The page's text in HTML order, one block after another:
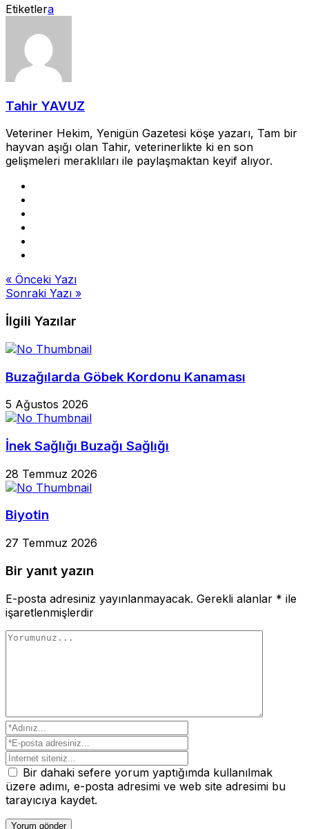
Etiketlera
Tahir YAVUZ
Veteriner Hekim, Yenigün Gazetesi köşe yazarı, Tam bir
hayvan aşığı olan Tahir, veterinerlikte ki en son
gelişmeleri meraklıları ile paylaşmaktan keyif alıyor.
Yazı
gezinmesi
« Önceki Yazı
Sonraki Yazı »
İlgili Yazılar
Buzağılarda Göbek Kordonu Kanaması
5 Ağustos 2026
İnek Sağlığı Buzağı Sağlığı
28 Temmuz 2026
Biyotin
27 Temmuz 2026
Bir yanıt yazın
E-posta adresiniz yayınlanmayacak. Gerekli alanlar * ile
işaretlenmişlerdir
Bir dahaki sefere yorum yaptığımda kullanılmak
üzere adımı, e-posta adresimi ve web site adresimi bu
tarayıcıya kaydet.